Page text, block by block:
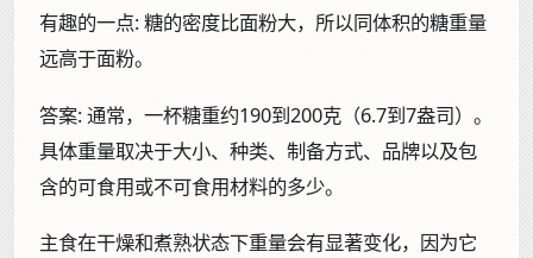
有趣的一点:糖的密度比面粉大，所以同体积的糖重量
远高于面粉。
答案:通常，一杯糖重约190到200克（6.7到7盎司）。
具体重量取决于大小、种类、制备方式、品牌以及包
含的可食用或不可食用材料的多少。
主食在干燥和煮熟状态下重量会有显著变化，因为它